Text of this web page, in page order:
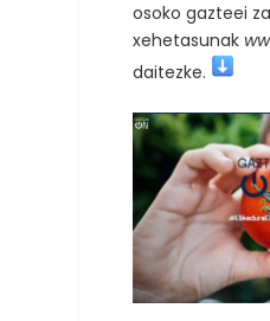
osoko gazteei
xehetasunak
daitezke.